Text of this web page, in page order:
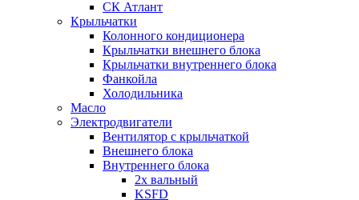
СК Атлант
Крыльчатки
Колонного кондиционера
Крыльчатки внешнего блока
Крыльчатки внутреннего блока
Фанкойла
Холодильника
Масло
Электродвигатели
Вентилятор с крыльчаткой
Внешнего блока
Внутреннего блока
2х вальный
KSFD